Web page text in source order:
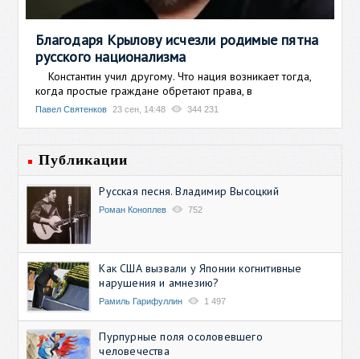
Благодаря Крылову исчезли родимые пятна
русского национализма
Константин учил другому. Что нация возникает тогда,
когда простые граждане обретают права, в
Павел Святенков 23 сен, 14:48 344 231
Публикации
Русская песня. Владимир Высоцкий
Роман Коноплев 752
Как США вызвали у Японии когнитивные
нарушения и амнезию?
Рамиль Гарифуллин 1 497
Пурпурные поля осоловевшего
человечества